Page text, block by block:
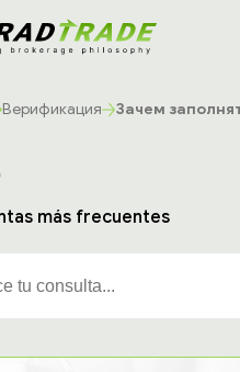
Верификация Зачем
más frecuentes